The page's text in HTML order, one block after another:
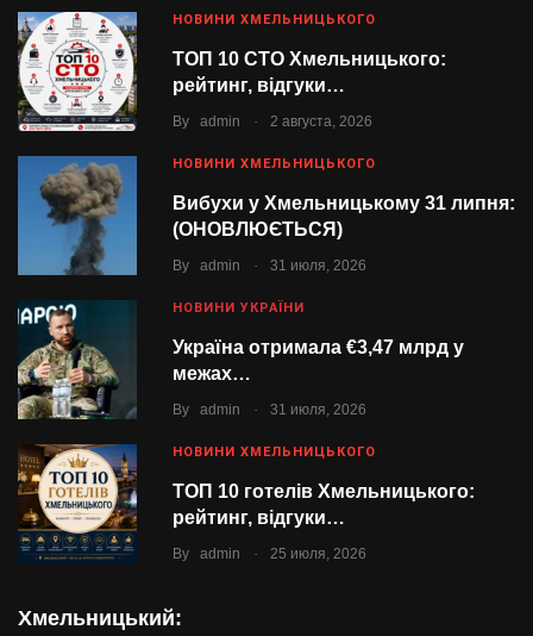
НОВИНИ ХМЕЛЬНИЦЬКОГО
ТОП 10 СТО Хмельницького:
рейтинг, відгуки…
By admin . 2 августа, 2026
НОВИНИ ХМЕЛЬНИЦЬКОГО
Вибухи у Хмельницькому 31 липня:
(ОНОВЛЮЄТЬСЯ)
By admin . 31 июля, 2026
НОВИНИ УКРАЇНИ
Україна отримала €3,47 млрд у
межах…
By admin . 31 июля, 2026
НОВИНИ ХМЕЛЬНИЦЬКОГО
ТОП 10 готелів Хмельницького:
рейтинг, відгуки…
By admin . 25 июля, 2026
Хмельницький: